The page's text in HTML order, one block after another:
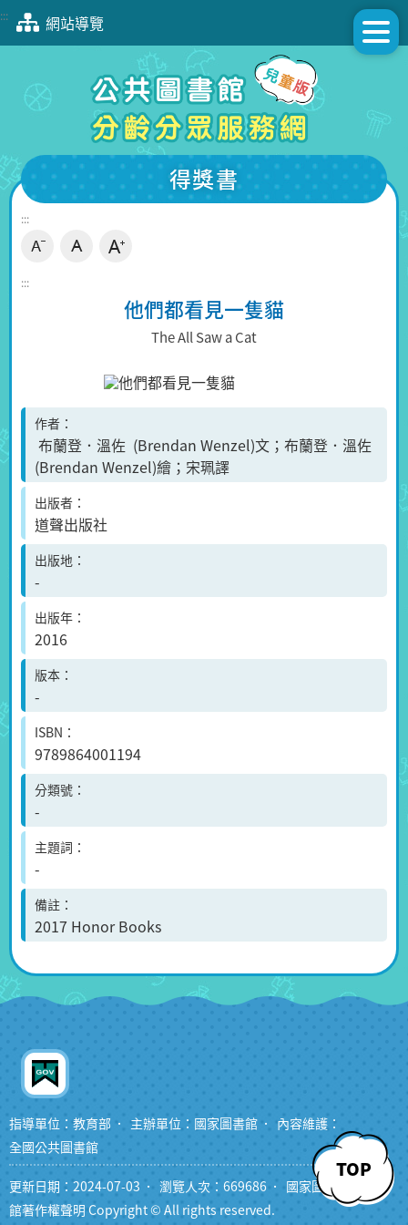
跳
塊
::: 網站導覽
得獎書
:::
:::
他們都看見一隻貓
The All Saw a Cat
作者
布蘭登．溫佐 (Brendan Wenzel)文；布蘭登．溫佐
(Brendan Wenzel)繪；宋珮譯
出版者
道聲出版社
出版地
-
出版年
2016
版本
-
ISBN
9789864001194
分類號
-
主題詞
-
備註
2017 Honor Books
TOP
指導單位：教育部 主辦單位：國家圖書館
內容維護：
全國公共圖書館
更新日期：2024-07-03 瀏覽人次：669686
國家圖書
館著作權聲明 Copyright © All rights reserved.